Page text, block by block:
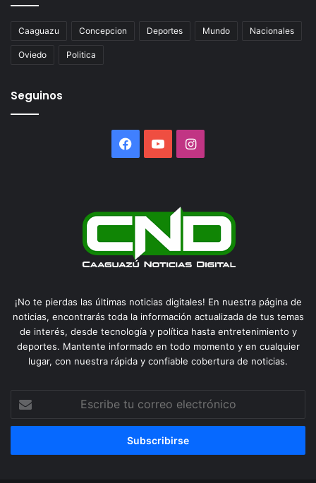
Caaguazu Concepcion Deportes Mundo Nacionales
Oviedo Politica
Seguinos
FacebookYouTubeInstagram
¡No te pierdas las últimas noticias digitales! En nuestra página de
noticias, encontrarás toda la información actualizada de tus temas
de interés, desde tecnología y política hasta entretenimiento y
deportes. Mantente informado en todo momento y en cualquier
lugar, con nuestra rápida y confiable cobertura de noticias.
tu
correo